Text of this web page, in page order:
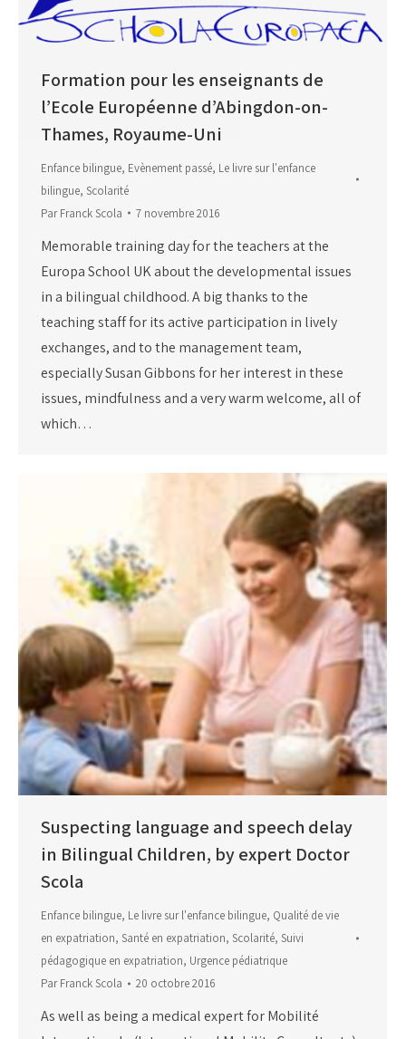
Formation pour les enseignants de
l’Ecole Européenne d’Abingdon-on-
Thames, Royaume-Uni
Enfance bilingue, Evènement passé, Le livre sur l'enfance
bilingue, Scolarité
ParFranck Scola 7 novembre 2016
Memorable training day for the teachers at the
Europa School UK about the developmental issues
in a bilingual childhood. A big thanks to the
teaching staff for its active participation in lively
exchanges, and to the management team,
especially Susan Gibbons for her interest in these
issues, mindfulness and a very warm welcome, all of
which…
Suspecting language and speech delay
in Bilingual Children, by expert Doctor
Scola
Enfance bilingue, Le livre sur l'enfance bilingue, Qualité de vie
en expatriation, Santé en expatriation, Scolarité, Suivi
pédagogique en expatriation, Urgence pédiatrique
ParFranck Scola 20 octobre 2016
As well as being a medical expert for Mobilité